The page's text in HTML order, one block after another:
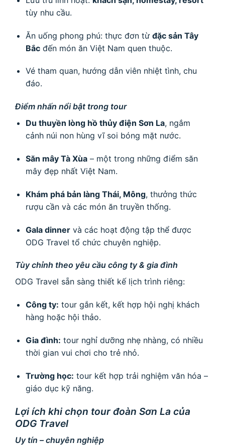
tùy nhu cầu.
Ăn uống phong phú: thực đơn từ đặc sản Tây
Bắcđến món ăn Việt Nam quen thuộc.
Vé tham quan, hướng dẫn viên nhiệt tình, chu
đáo.
Điểm nhấn nổi bật trong tour
Du thuyền lòng hồ thủy điện Sơn La, ngắm
cảnh núi non hùng vĩ soi bóng mặt nước.
Săn mây Tà Xùa– một trong những điểm săn
mây đẹp nhất Việt Nam.
Khám phá bản làng Thái, Mông, thưởng thức
rượu cần và các món ăn truyền thống.
Gala dinnervà các hoạt động tập thể được
ODG Travel tổ chức chuyên nghiệp.
Tùy chỉnh theo yêu cầu công ty & gia đình
ODG Travel sẵn sàng thiết kế lịch trình riêng:
Công ty: tour gắn kết, kết hợp hội nghị khách
hàng hoặc hội thảo.
Gia đình: tour nghỉ dưỡng nhẹ nhàng, có nhiều
thời gian vui chơi cho trẻ nhỏ.
Trường học: tour kết hợp trải nghiệm văn hóa –
giáo dục kỹ năng.
Lợi ích khi chọn tour đoàn Sơn La của
ODG Travel
Uy tín – chuyên nghiệp